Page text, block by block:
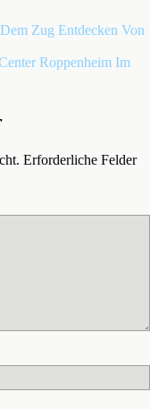
Zug Entdecken Von
Roppenheim Im
Erforderliche Felder